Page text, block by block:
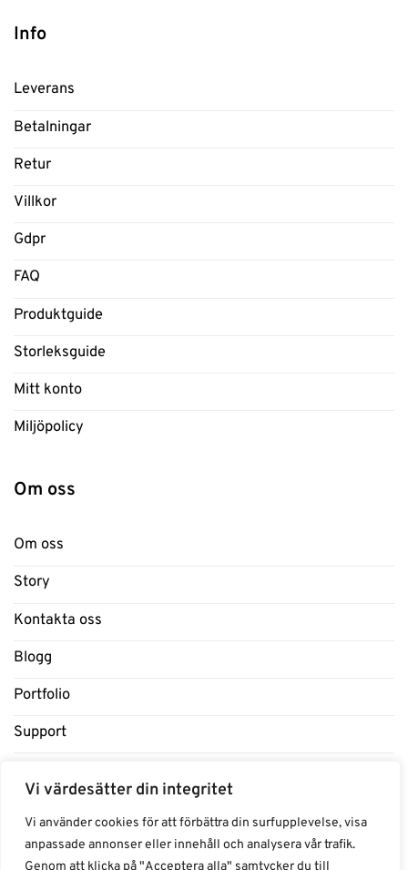
Vi värdesätter din integritet
Vi använder cookies för att förbättra din surfupplevelse, visa
anpassade annonser eller innehåll och analysera vår trafik.
Genom att klicka på "Acceptera alla" samtycker du till
Info
Leverans
Betalningar
Retur
Villkor
Gdpr
FAQ
Produktguide
Storleksguide
Mitt konto
Miljöpolicy
Om oss
Om oss
Story
Kontakta oss
Blogg
Portfolio
Support